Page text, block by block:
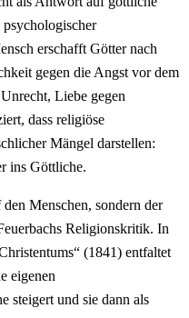
erschafft Götter nach
gegen die Angst vor dem
Liebe gegen
dass religiöse
Mängel darstellen:
ins Göttliche.
Menschen, sondern der
Religionskritik. In
(1841) entfaltet
eigenen
steigert und sie dann als